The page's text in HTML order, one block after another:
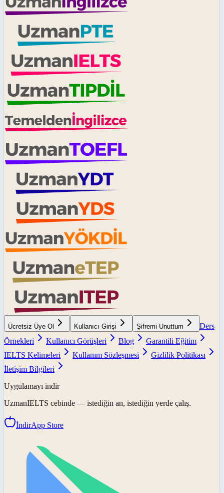
Ücretsiz Üye Ol Kullanıcı Girişi Şifremi Unuttum
Ders
Örnekleri
Kullanıcı Görüşleri Blog
Garantili Eğitim
IELTS Kelimeleri
Kullanım Sözleşmesi
Gizlilik Politikası
İletişim Bilgileri
Uygulamayı indir
UzmanIELTS cebinde — istediğin an, istediğin yerde çalış.
İndirApp Store